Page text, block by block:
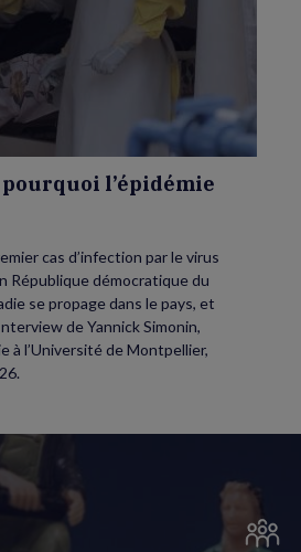
Ebola
RDC
:
pourquoi
l’épidémie
pourquoi l’épidémie
cas d’infection par le virus
République démocratique du
se propage dans le pays, et
de Yannick Simonin,
à l’Université de Montpellier,